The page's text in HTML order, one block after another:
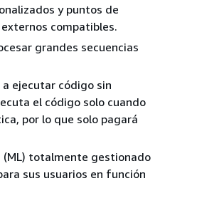
y puntos de
compatibles.
grandes secuencias
ejecutar código sin
el código solo cuando
por lo que solo pagará
(ML) totalmente gestionado
sus usuarios en función